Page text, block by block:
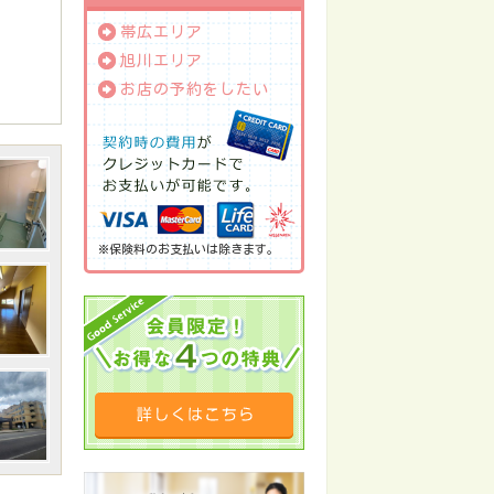
帯広エリア
旭川エリア
お店の予約をしたい
※保険料のお支払いは除きます。